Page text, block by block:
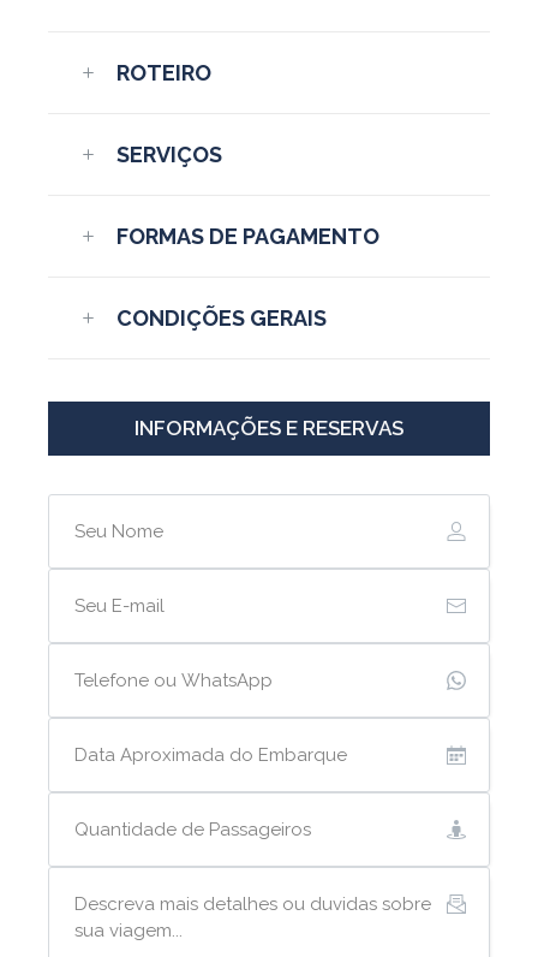
ROTEIRO
SERVIÇOS
FORMAS DE PAGAMENTO
CONDIÇÕES GERAIS
INFORMAÇÕES E RESERVAS